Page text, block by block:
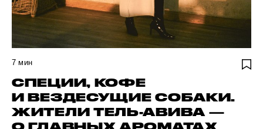
7 мин
СПЕЦИИ, КОФЕ
И ВЕЗДЕСУЩИЕ СОБАКИ.
ЖИТЕЛИ ТЕЛЬ-АВИВА —